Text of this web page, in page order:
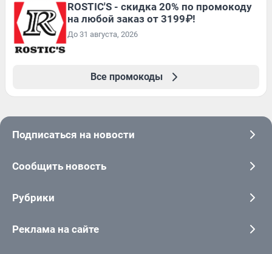
ROSTIC'S - скидка 20% по промокоду
на любой заказ от 3199₽!
До 31 августа, 2026
Все промокоды
Подписаться на новости
Сообщить новость
Рубрики
Реклама на сайте